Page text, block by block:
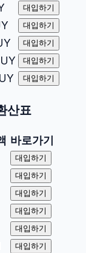
대입하기
대입하기
대입하기
대입하기
대입하기
산표
바로가기
대입하기
대입하기
대입하기
대입하기
대입하기
대입하기